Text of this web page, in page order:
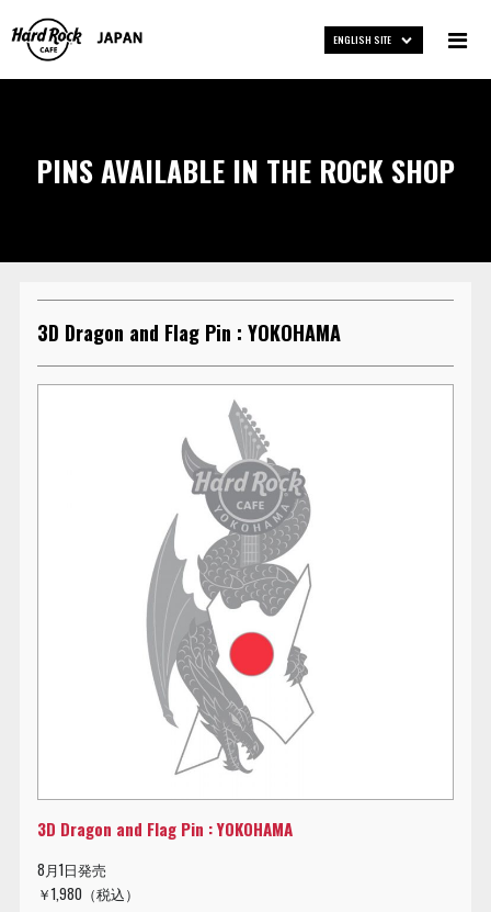
ENGLISH SITE
PINS AVAILABLE IN THE ROCK SHOP
3D Dragon and Flag Pin : YOKOHAMA
3D Dragon and Flag Pin : YOKOHAMA
8月1日発売
￥1,980（税込）